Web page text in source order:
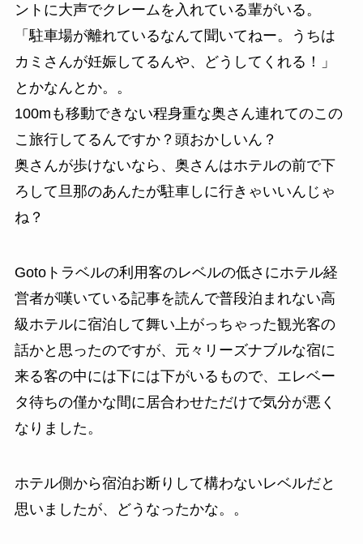
ントに大声でクレームを入れている輩がいる。
「駐車場が離れているなんて聞いてねー。うちは
カミさんが妊娠してるんや、どうしてくれる！
」
とかなんとか。。
100mも移動できない程身重な奥さん連れてのこの
こ旅行してるんですか？頭おかしいん？
奥さんが歩けないなら、奥さんはホテルの前で下
ろして旦那のあんたが駐車しに行きゃいいんじゃ
ね？
Gotoトラベルの利用客のレベルの低さにホテル経
営者が嘆いている記事を読んで普段泊まれない高
級ホテルに宿泊して舞い上がっちゃった観光客の
話かと思ったのですが、元々リーズナブルな宿に
来る客の中には下には下がいるもので、エレベー
タ待ちの僅かな間に居合わせただけで気分が悪く
なりました。
ホテル側から宿泊お断りして構わないレベルだと
思いましたが、どうなったかな。。